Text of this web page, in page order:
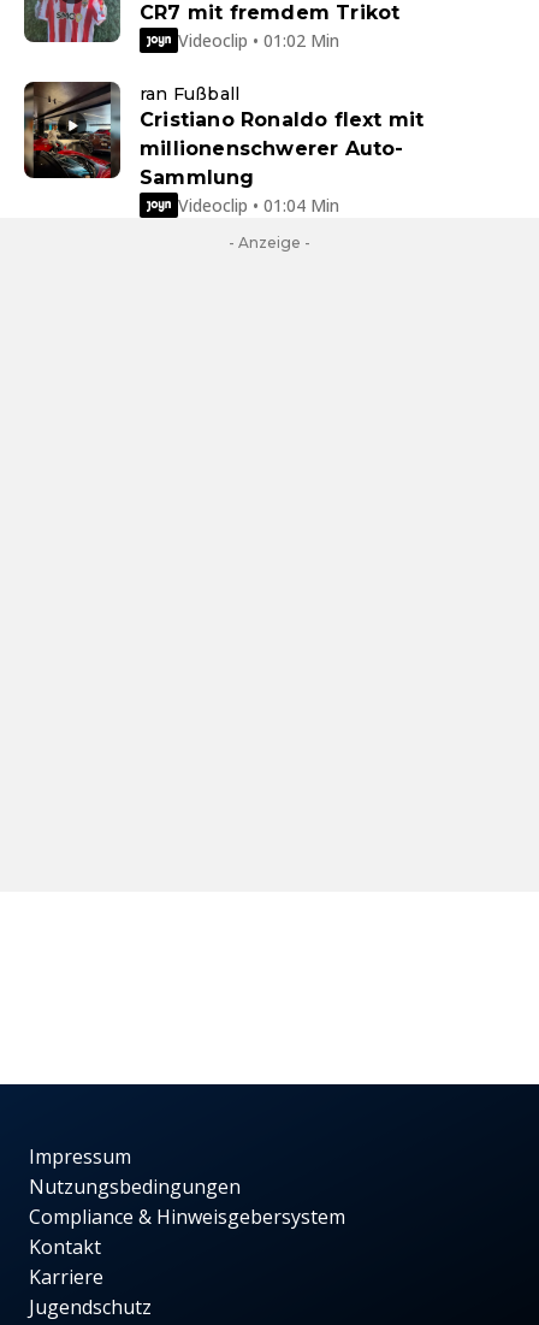
CR7 mit fremdem Trikot
Videoclip • 01:02 Min
ran Fußball
Cristiano Ronaldo flext mit
millionenschwerer Auto-
Sammlung
Videoclip • 01:04 Min
- Anzeige -
Impressum
Nutzungsbedingungen
Compliance & Hinweisgebersystem
Kontakt
Karriere
Jugendschutz